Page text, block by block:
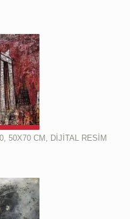
50X70 CM, DİJİTAL RESİM